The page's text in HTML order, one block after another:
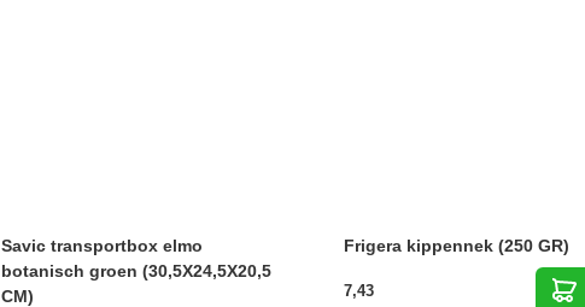
Savic transportbox elmo
botanisch groen (30,5X24,5X20,5
CM)
Frigera kippennek (250 GR)
7,43